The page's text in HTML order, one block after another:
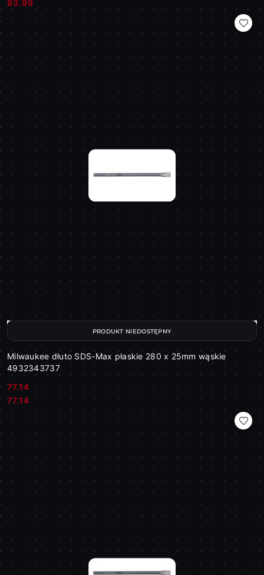
93.99
Milwaukee dłuto SDS-Max płaskie 280 x 25mm wąskie
4932343737
Cena:
77.14
Cena:
77.14
PRODUKT NIEDOSTĘPNY